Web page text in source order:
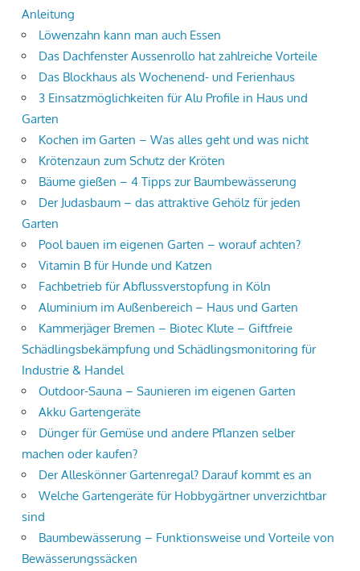
Anleitung
Löwenzahn kann man auch Essen
Das Dachfenster Aussenrollo hat zahlreiche Vorteile
Das Blockhaus als Wochenend- und Ferienhaus
3 Einsatzmöglichkeiten für Alu Profile in Haus und
Garten
Kochen im Garten – Was alles geht und was nicht
Krötenzaun zum Schutz der Kröten
Bäume gießen – 4 Tipps zur Baumbewässerung
Der Judasbaum – das attraktive Gehölz für jeden
Garten
Pool bauen im eigenen Garten – worauf achten?
Vitamin B für Hunde und Katzen
Fachbetrieb für Abflussverstopfung in Köln
Aluminium im Außenbereich – Haus und Garten
Kammerjäger Bremen – Biotec Klute – Giftfreie
Schädlingsbekämpfung und Schädlingsmonitoring für
Industrie & Handel
Outdoor-Sauna – Saunieren im eigenen Garten
Akku Gartengeräte
Dünger für Gemüse und andere Pflanzen selber
machen oder kaufen?
Der Alleskönner Gartenregal? Darauf kommt es an
Welche Gartengeräte für Hobbygärtner unverzichtbar
sind
Baumbewässerung – Funktionsweise und Vorteile von
Bewässerungssäcken